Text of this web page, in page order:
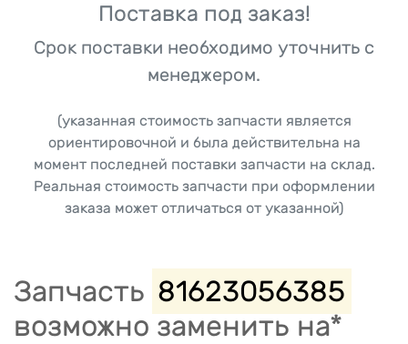
Поставка под заказ!
Срок поставки необходимо уточнить с
менеджером.
(указанная стоимость запчасти является
ориентировочной и была действительна на
момент последней поставки запчасти на склад.
Реальная стоимость запчасти при оформлении
заказа может отличаться от указанной)
Запчасть 81623056385
возможно заменить на*